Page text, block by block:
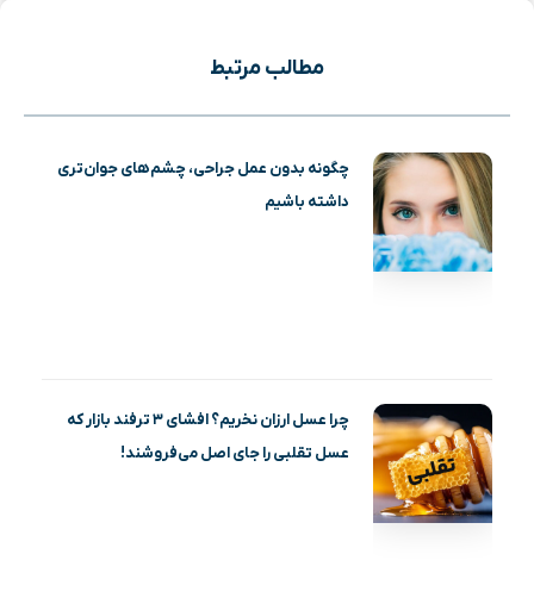
مطالب مرتبط
چگونه بدون عمل جراحی، چشم‌های جوان‌تری
داشته باشیم
چرا عسل ارزان نخریم؟ افشای ۳ ترفند بازار که
عسل تقلبی را جای اصل می‌فروشند!